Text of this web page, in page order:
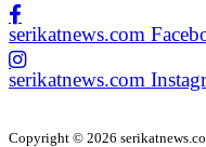
serikatnews.com
serikatnews.com
Copyright © 2026